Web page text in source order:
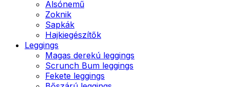
Alsónemű
Zoknik
Sapkák
Hajkiegészítők
Leggings
Magas derekú leggings
Scrunch Bum leggings
Fekete leggings